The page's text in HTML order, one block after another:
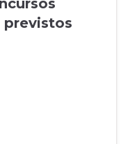
previstos